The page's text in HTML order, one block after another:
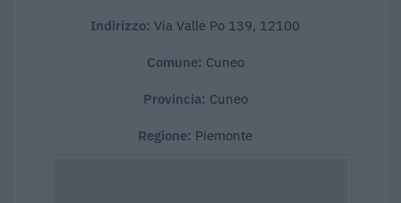
Indirizzo: Via Valle Po 139, 12100
Comune: Cuneo
Provincia: Cuneo
Regione: Piemonte